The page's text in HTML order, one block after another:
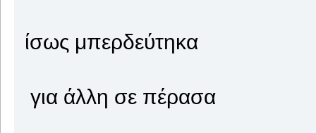
ίσως μπερδεύτηκα
για άλλη σε πέρασα